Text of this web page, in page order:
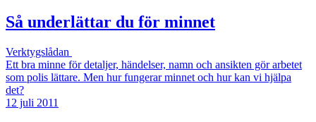
Så underlättar du för minnet
Verktygslådan
Ett bra minne för detaljer, händelser, namn och ansikten gör arbetet
som polis lättare. Men hur fungerar minnet och hur kan vi hjälpa
det?
12 juli 2011